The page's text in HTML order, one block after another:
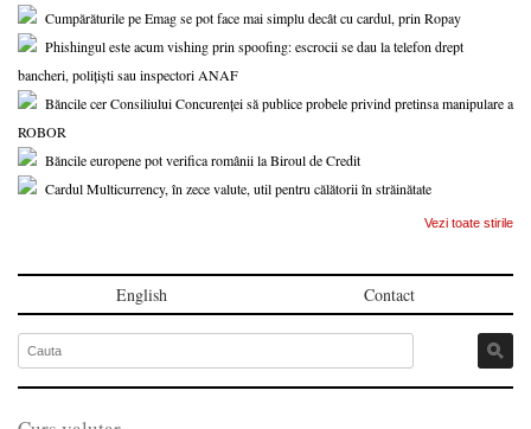
Cumpărăturile pe Emag se pot face mai simplu decât cu cardul, prin Ropay
Phishingul este acum vishing prin spoofing: escrocii se dau la telefon drept
bancheri, polițiști sau inspectori ANAF
Băncile cer Consiliului Concurenței să publice probele privind pretinsa manipulare a
ROBOR
Băncile europene pot verifica românii la Biroul de Credit
Cardul Multicurrency, în zece valute, util pentru călătorii în străinătate
Vezi toate stirile
English Contact